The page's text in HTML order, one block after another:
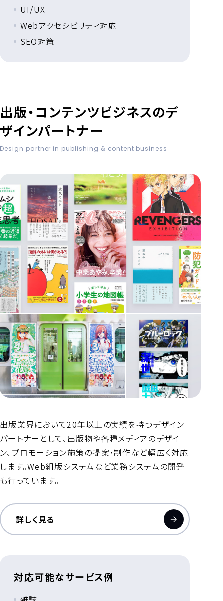
UI/UX
Webアクセシビリティ対応
SEO対策
出版・コンテンツビジネスのデ
ザインパートナー
Design partner in publishing & content business
出版業界において20年以上の実績を持つデザイン
パートナーとして、出版物や各種メディアのデザイ
ン、プロモーション施策の提案・制作など幅広く対応
します。Web組版システムなど業務システムの開発
も行っています。
詳しく見る
対応可能なサービス例